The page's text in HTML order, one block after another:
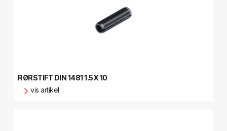
RØRSTIFT DIN 1481 1.5X 10
vis artikel